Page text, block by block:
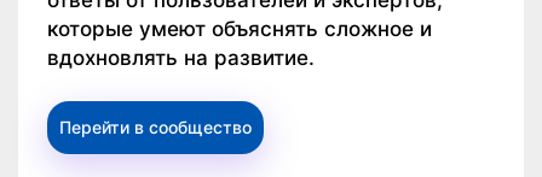
которые умеют объяснять сложное и
вдохновлять на развитие.
Перейти в сообщество